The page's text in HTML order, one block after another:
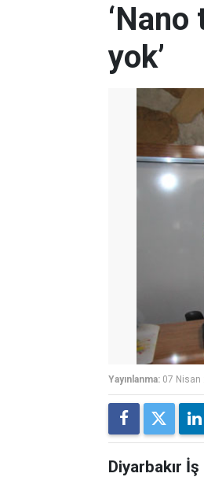
yok’
Yayınlanma: 07 Nisan
Diyarbakır